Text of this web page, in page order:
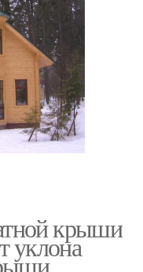
крыши
уклона